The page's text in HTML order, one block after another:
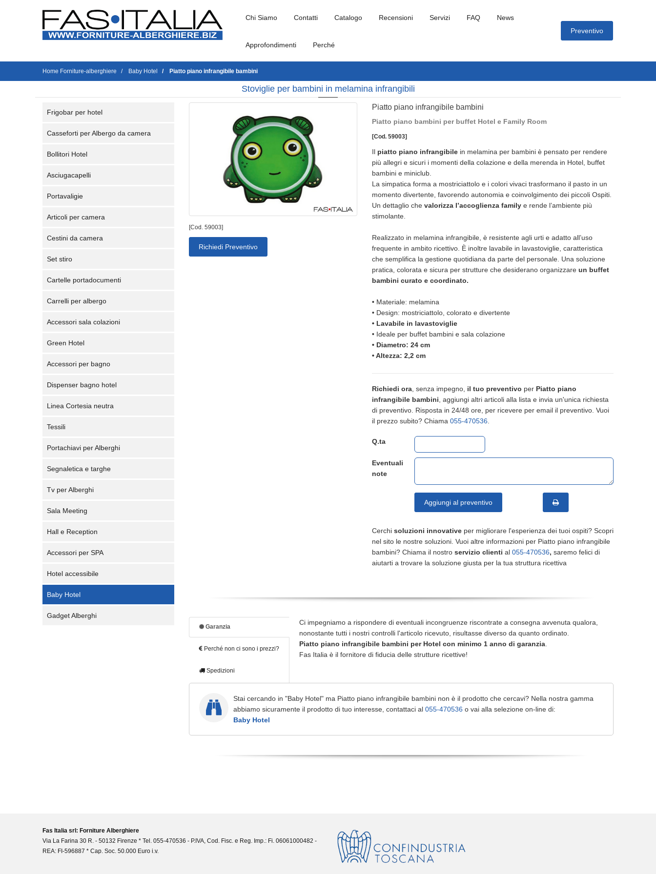
Chi Siamo Contatti Catalogo Recensioni Servizi FAQ News
Approfondimenti Perché
Preventivo
Home Forniture-alberghiere Baby Hotel Piatto piano infrangibile bambini
Stoviglie per bambini in melamina infrangibili
Frigobar per hotel
Casseforti per Albergo da camera
Bollitori Hotel
Asciugacapelli
Portavaligie
Articoli per camera
Cestini da camera
Set stiro
Cartelle portadocumenti
Carrelli per albergo
Accessori sala colazioni
Green Hotel
Accessori per bagno
Dispenser bagno hotel
Linea Cortesia neutra
Tessili
Portachiavi per Alberghi
Segnaletica e targhe
Tv per Alberghi
Sala Meeting
Hall e Reception
Accessori per SPA
Hotel accessibile
Baby Hotel
Gadget Alberghi
[Cod. 59003]
Richiedi Preventivo
Piatto piano infrangibile bambini
Piatto piano bambini per buffet Hotel e Family Room
[Cod. 59003]
Il piatto piano infrangibile in melamina per bambini è pensato per rendere
più allegri e sicuri i momenti della colazione e della merenda in Hotel, buffet
bambini e miniclub.
La simpatica forma a mostriciattolo e i colori vivaci trasformano il pasto in un
momento divertente, favorendo autonomia e coinvolgimento dei piccoli Ospiti.
Un dettaglio che valorizza l’accoglienza family e rende l’ambiente più
stimolante.
Realizzato in melamina infrangibile, è resistente agli urti e adatto all’uso
frequente in ambito ricettivo. È inoltre lavabile in lavastoviglie, caratteristica
che semplifica la gestione quotidiana da parte del personale. Una soluzione
pratica, colorata e sicura per strutture che desiderano organizzare un buffet
bambini curato e coordinato.
• Materiale: melamina
• Design: mostriciattolo, colorato e divertente
• Lavabile in lavastoviglie
• Ideale per buffet bambini e sala colazione
• Diametro: 24 cm
•Altezza: 2,2 cm
Richiedi ora , senza impegno, il tuo preventivo per Piatto piano
infrangibile bambini , aggiungi altri articoli alla lista e invia un'unica richiesta
di preventivo. Risposta in 24/48 ore, per ricevere per email il preventivo. Vuoi
il prezzo subito? Chiama 055-470536
Q.ta
Eventuali
note
Aggiungi al preventivo
Cerchi soluzioni innovative per migliorare l'esperienza dei tuoi ospiti? Scopri
nel sito le nostre soluzioni. Vuoi altre informazioni per Piatto piano infrangibile
bambini? Chiama il nostro servizio clienti al 055-470536, saremo felici di
aiutarti a trovare la soluzione giusta per la tua struttura ricettiva
Garanzia
Perché non ci sono i prezzi?
Spedizioni
Ci impegniamo a rispondere di eventuali incongruenze riscontrate a consegna avvenuta qualora,
nonostante tutti i nostri controlli l'articolo ricevuto, risultasse diverso da quanto ordinato.
Piatto piano infrangibile bambini per Hotel con minimo 1 anno di garanzia
Fas Italia è il fornitore di fiducia delle strutture ricettive!
Stai cercando in "Baby Hotel" ma Piatto piano infrangibile bambini non è il prodotto che cercavi? Nella nostra gamma
abbiamo sicuramente il prodotto di tuo interesse, contattaci al 055-470536 o vai alla selezione on-line di:
Baby Hotel
Fas Italia srl: Forniture Alberghiere
Via La Farina 30 R. - 50132 Firenze * Tel. 055-470536 - P.IVA, Cod. Fisc. e Reg. Imp.: Fi. 06061000482 -
REA: FI-596887 * Cap. Soc. 50.000 Euro i.v.